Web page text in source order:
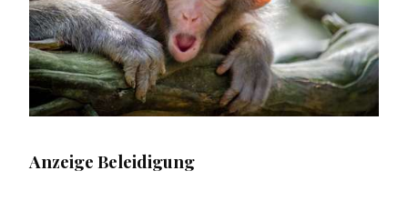
Anzeige Beleidigung